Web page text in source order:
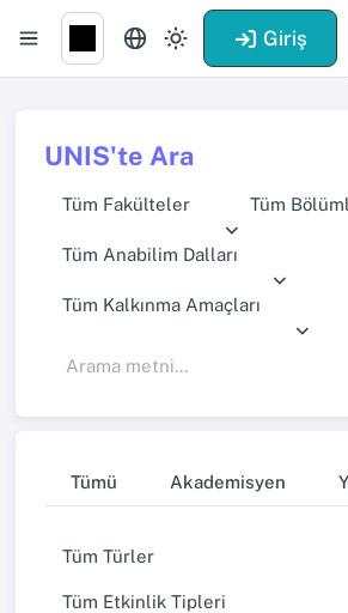
Giriş
UNIS'te Ara
Tüm Fakülteler Tüm
Tüm Anabilim Dalları
Tüm Kalkınma Amaçları
Tümü Akademisyen
Tüm Türler
Tüm Etkinlik Tipleri